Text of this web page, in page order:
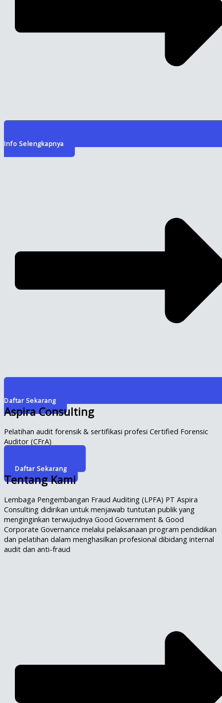
Info Selengkapnya
Daftar Sekarang
Aspira Consulting
Pelatihan audit forensik & sertifikasi profesi Certified Forensic
Auditor (CFrA)
Daftar Sekarang
Tentang Kami
Lembaga Pengembangan Fraud Auditing (LPFA) PT Aspira
Consulting didirikan untuk menjawab tuntutan publik yang
menginginkan terwujudnya Good Government & Good
Corporate Governance melalui pelaksanaan program pendidikan
dan pelatihan dalam menghasilkan profesional dibidang internal
audit dan anti-fraud